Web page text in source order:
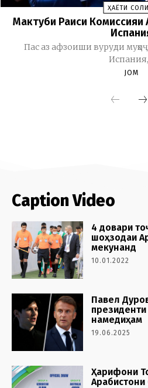
Caption Video
4 довари
шоҳзодаи
мекунанд
10.01.2022
Павел
намедиҳам
19.06.2025
Ҳарифони